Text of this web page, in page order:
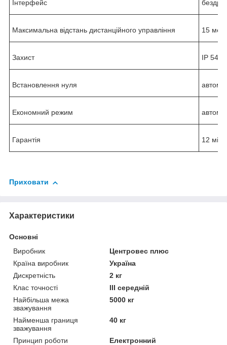
Інтерфейс
Максимальна відстань дистанційного управління 15
Захист IP 54
Встановлення нуля
Економний режим
Гарантія 12
Приховати
Характеристики
Основні
Виробник
Центровес плюс
Країна виробник
Україна
Дискретність
2 кг
Клас точності
ІІІ середній
Найбільша межа
зважування
5000 кг
Найменша границя
зважування
40 кг
Принцип роботи
Електронний